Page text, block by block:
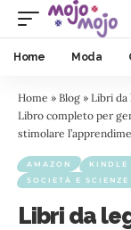
Home Moda
Home » Blog » Libri da
Libro completo per
stimolare
AMAZON KINDLE
SOCIETÀ E
Libri da